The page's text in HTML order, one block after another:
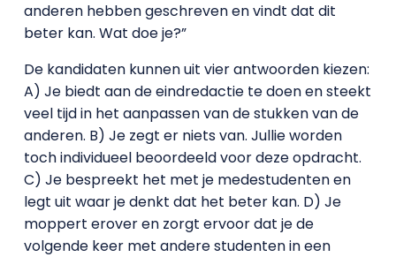
anderen hebben geschreven en vindt dat dit
beter kan. Wat doe je?”
De kandidaten kunnen uit vier antwoorden kiezen:
A) Je biedt aan de eindredactie te doen en steekt
veel tijd in het aanpassen van de stukken van de
anderen. B) Je zegt er niets van. Jullie worden
toch individueel beoordeeld voor deze opdracht.
C) Je bespreekt het met je medestudenten en
legt uit waar je denkt dat het beter kan. D) Je
moppert erover en zorgt ervoor dat je de
volgende keer met andere studenten in een